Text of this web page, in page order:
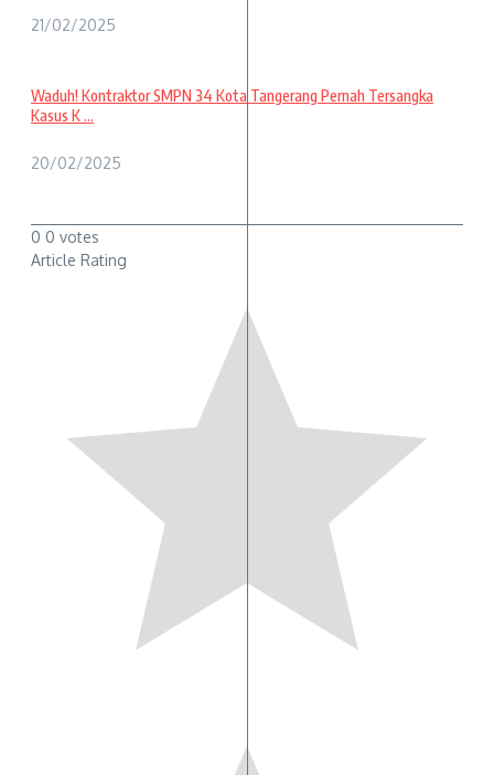
21/02/2025
Waduh! Kontraktor SMPN 34 Kota Tangerang Pernah Tersangka
Kasus K ...
20/02/2025
0 0 votes
Article Rating